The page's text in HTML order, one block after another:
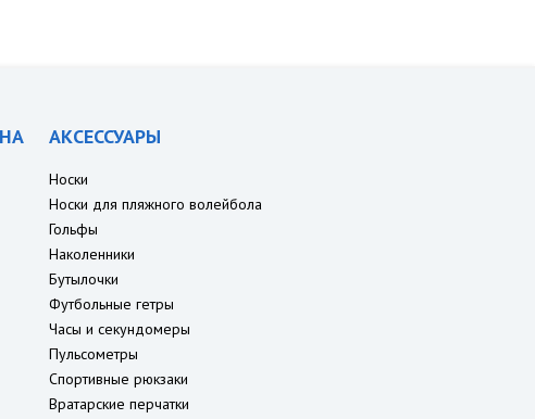
АКСЕССУАРЫ
Носки
Носки для пляжного волейбола
Гольфы
Наколенники
Бутылочки
Футбольные гетры
Часы и секундомеры
Пульсометры
Спортивные рюкзаки
Вратарские перчатки